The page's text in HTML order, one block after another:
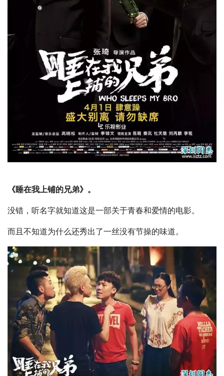
《睡在我上铺的兄弟》。
没错，听名字就知道这是一部关于青春和爱情的电影。
而且不知道为什么还秀出了一丝没有节操的味道。